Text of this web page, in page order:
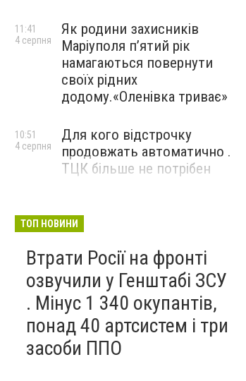
Як родини захисників
Маріуполя пʼятий рік
намагаються повернути
своїх рідних
додому.«Оленівка триває»
11:41
4 серпня
Для кого відстрочку
продовжать автоматично .
ТЦК більше не потрібен
10:51
4 серпня
ТОП НОВИНИ
Втрати Росії на фронті
озвучили у Генштабі ЗСУ
. Мінус 1 340 окупантів,
понад 40 артсистем і три
засоби ППО